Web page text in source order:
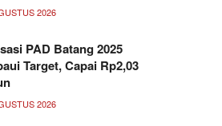
2026
PAD Batang 2025
Target, Capai Rp2,03
2026